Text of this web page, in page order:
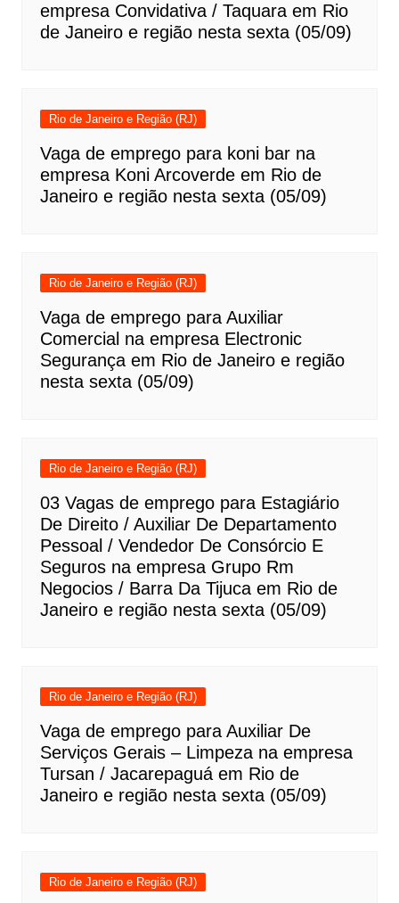
empresa Convidativa / Taquara em Rio
de Janeiro e região nesta sexta (05/09)
Rio de Janeiro e Região (RJ)
Vaga de emprego para koni bar na
empresa Koni Arcoverde em Rio de
Janeiro e região nesta sexta (05/09)
Rio de Janeiro e Região (RJ)
Vaga de emprego para Auxiliar
Comercial na empresa Electronic
Segurança em Rio de Janeiro e região
nesta sexta (05/09)
Rio de Janeiro e Região (RJ)
03 Vagas de emprego para Estagiário
De Direito / Auxiliar De Departamento
Pessoal / Vendedor De Consórcio E
Seguros na empresa Grupo Rm
Negocios / Barra Da Tijuca em Rio de
Janeiro e região nesta sexta (05/09)
Rio de Janeiro e Região (RJ)
Vaga de emprego para Auxiliar De
Serviços Gerais – Limpeza na empresa
Tursan / Jacarepaguá em Rio de
Janeiro e região nesta sexta (05/09)
Rio de Janeiro e Região (RJ)